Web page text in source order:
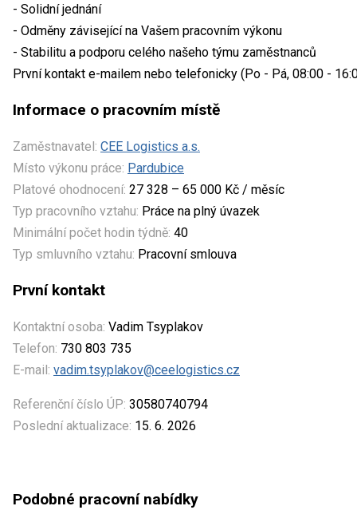
- Solidní jednání
- Odměny závisející na Vašem pracovním výkonu
- Stabilitu a podporu celého našeho týmu zaměstnanců
První kontakt e-mailem nebo telefonicky (Po - Pá, 08:00 -
Informace o pracovním místě
Zaměstnavatel: CEE Logistics a.s.
Místo výkonu práce: Pardubice
Platové ohodnocení: 27 328 – 65 000 Kč / měsíc
Typ pracovního vztahu: Práce na plný úvazek
Minimální počet hodin týdně: 40
Typ smluvního vztahu: Pracovní smlouva
První kontakt
Kontaktní osoba: Vadim Tsyplakov
Telefon: 730 803 735
E-mail: vadim.tsyplakov@ceelogistics.cz
Referenční číslo ÚP: 30580740794
Poslední aktualizace: 15. 6. 2026
Podobné pracovní nabídky